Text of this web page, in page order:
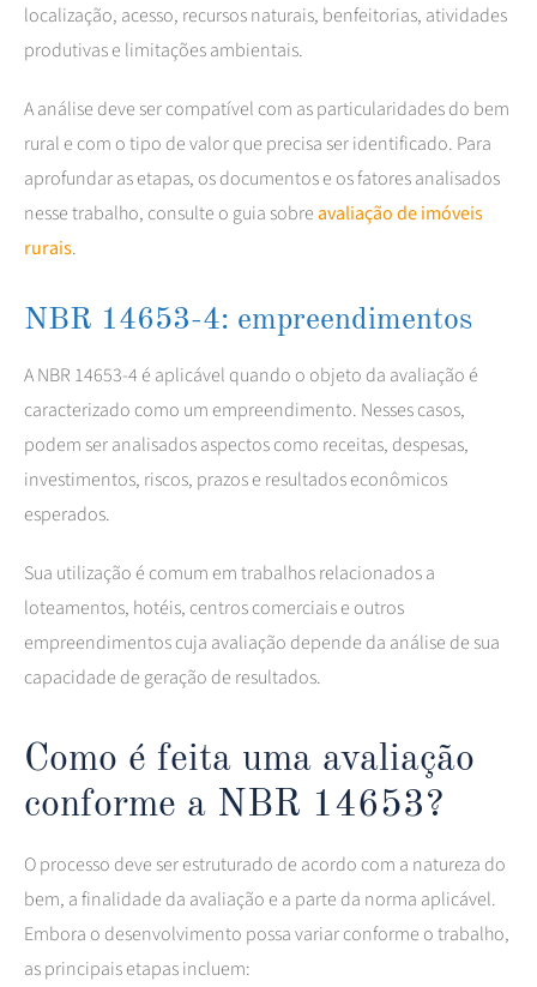
localização, acesso, recursos naturais, benfeitorias, atividades
produtivas e limitações ambientais.
A análise deve ser compatível com as particularidades do bem
rural e com o tipo de valor que precisa ser identificado. Para
aprofundar as etapas, os documentos e os fatores analisados
nesse trabalho, consulte o guia sobreavaliação de imóveis
rurais.
NBR 14653-4: empreendimentos
A NBR 14653-4 é aplicável quando o objeto da avaliação é
caracterizado como um empreendimento. Nesses casos,
podem ser analisados aspectos como receitas, despesas,
investimentos, riscos, prazos e resultados econômicos
esperados.
Sua utilização é comum em trabalhos relacionados a
loteamentos, hotéis, centros comerciais e outros
empreendimentos cuja avaliação depende da análise de sua
capacidade de geração de resultados.
Como é feita uma avaliação
conforme a NBR 14653?
O processo deve ser estruturado de acordo com a natureza do
bem, a finalidade da avaliação e a parte da norma aplicável.
Embora o desenvolvimento possa variar conforme o trabalho,
as principais etapas incluem: